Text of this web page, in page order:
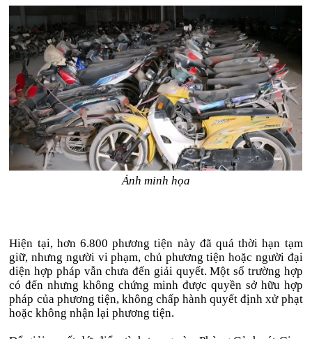
Ảnh minh họa
Hiện tại, hơn 6.800 phương tiện này đã quá thời hạn tạm
giữ, nhưng người vi phạm, chủ phương tiện hoặc người đại
diện hợp pháp vẫn chưa đến giải quyết. Một số trường hợp
có đến nhưng không chứng minh được quyền sở hữu hợp
pháp của phương tiện, không chấp hành quyết định xử phạt
hoặc không nhận lại phương tiện.